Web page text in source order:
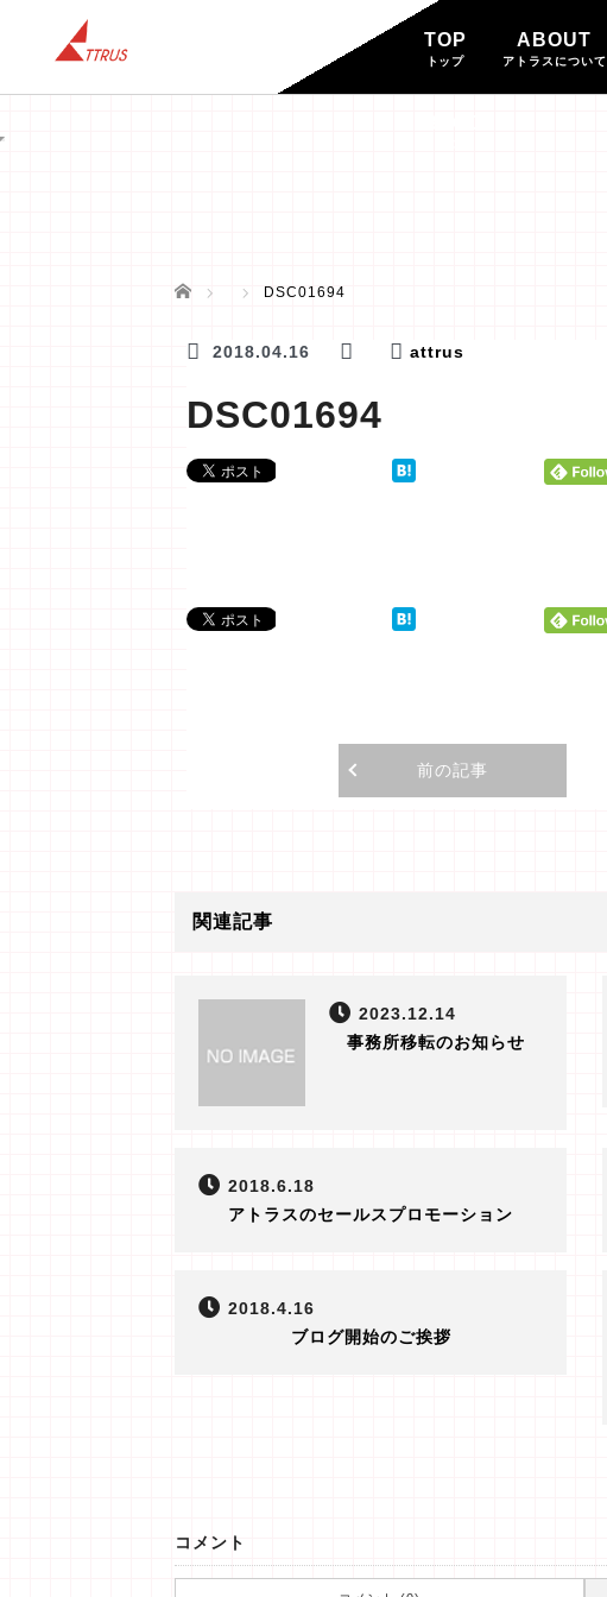
TOP
トップ
ABOUT
アトラスについて
ホーム DSC01694
2018.04.16 attrus
DSC01694
前の記事
関連記事
2023.12.14
事務所移転のお知らせ
2018.6.18
アトラスのセールスプロモーション
2018.4.16
ブログ開始のご挨拶
コメント